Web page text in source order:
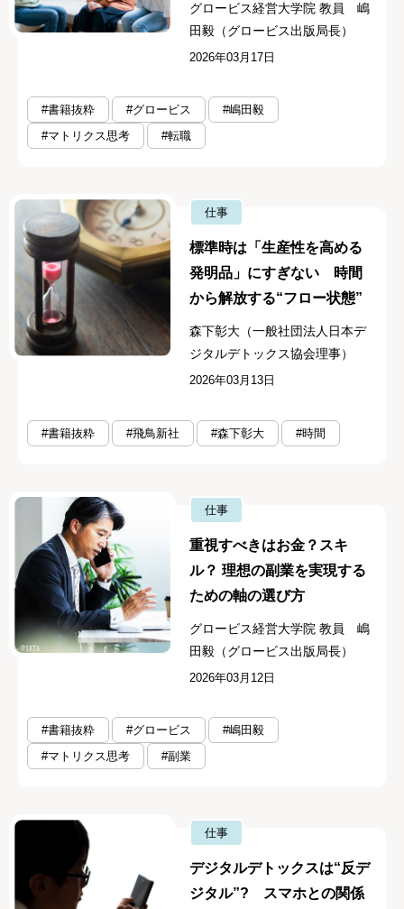
グロービス経営大学院 教員 嶋
田毅（グロービス出版局長）
2026年03月17日
#書籍抜粋 #グロービス
#嶋田毅
#マトリクス思考
#転職
仕事
標準時は「生産性を高める
発明品」にすぎない 時間
から解放する“フロー状態”
森下彰大（一般社団法人日本デ
ジタルデトックス協会理事）
2026年03月13日
#書籍抜粋 #飛鳥新社 #森下彰大 #時間
仕事
重視すべきはお金？スキ
ル？ 理想の副業を実現する
ための軸の選び方
グロービス経営大学院 教員 嶋
田毅（グロービス出版局長）
2026年03月12日
#書籍抜粋 #グロービス
#嶋田毅
#マトリクス思考
#副業
仕事
デジタルデトックスは“反デ
ジタル”? スマホとの関係